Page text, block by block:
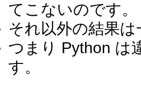
てこないのです。
それ以外の結果
つまり Python は
す。